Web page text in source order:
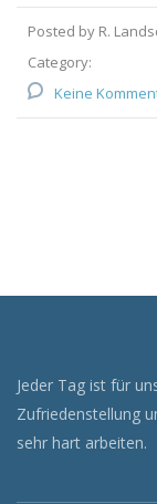
Posted by R.
Category:
Keine
Jeder Tag ist für
Zufriedenstellung
sehr hart arbeiten.